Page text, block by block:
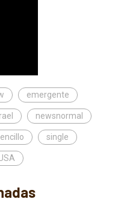
emergente
newsnormal
single